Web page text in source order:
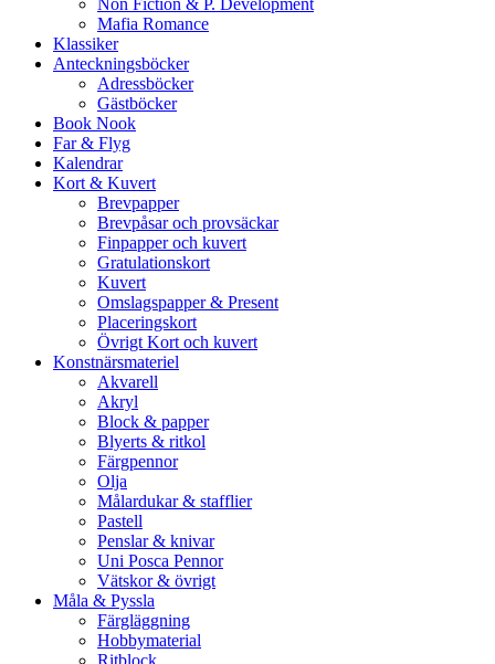
Non Fiction & P. Development
Mafia Romance
Klassiker
Anteckningsböcker
Adressböcker
Gästböcker
Book Nook
Far & Flyg
Kalendrar
Kort & Kuvert
Brevpapper
Brevpåsar och provsäckar
Finpapper och kuvert
Gratulationskort
Kuvert
Omslagspapper & Present
Placeringskort
Övrigt Kort och kuvert
Konstnärsmateriel
Akvarell
Akryl
Block & papper
Blyerts & ritkol
Färgpennor
Olja
Målardukar & stafflier
Pastell
Penslar & knivar
Uni Posca Pennor
Vätskor & övrigt
Måla & Pyssla
Färgläggning
Hobbymaterial
Ritblock